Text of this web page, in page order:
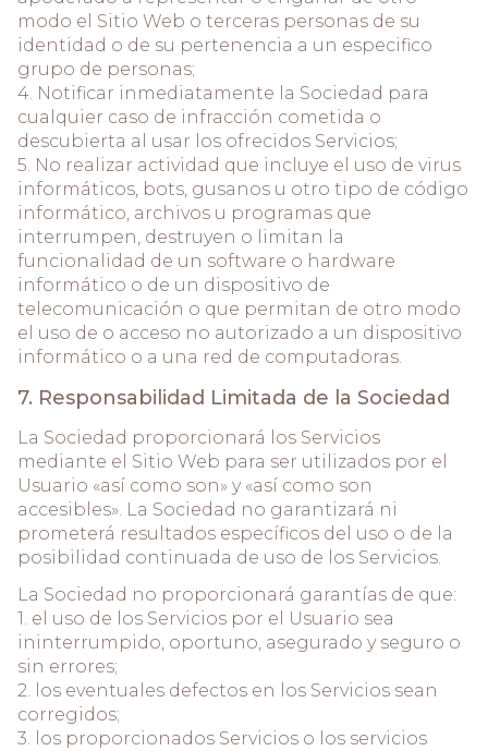
modo el Sitio Web o terceras personas de su
identidad o de su pertenencia a un especifico
grupo de personas;
4. Notificar inmediatamente la Sociedad para
cualquier caso de infracción cometida o
descubierta al usar los ofrecidos Servicios;
5. No realizar actividad que incluye el uso de virus
informáticos, bots, gusanos u otro tipo de código
informático, archivos u programas que
interrumpen, destruyen o limitan la
funcionalidad de un software o hardware
informático o de un dispositivo de
telecomunicación o que permitan de otro modo
el uso de o acceso no autorizado a un dispositivo
informático o a una red de computadoras.
7. Responsabilidad Limitada de la Sociedad
La Sociedad proporcionará los Servicios
mediante el Sitio Web para ser utilizados por el
Usuario «así como son» y «así como son
accesibles». La Sociedad no garantizará ni
prometerá resultados específicos del uso o de la
posibilidad continuada de uso de los Servicios.
La Sociedad no proporcionará garantías de que:
1. el uso de los Servicios por el Usuario sea
ininterrumpido, oportuno, asegurado y seguro o
sin errores;
2. los eventuales defectos en los Servicios sean
corregidos;
3. los proporcionados Servicios o los servicios